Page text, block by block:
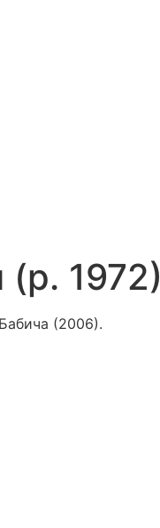
1972)
(2006).